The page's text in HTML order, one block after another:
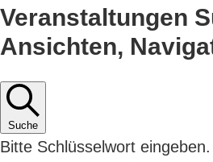
Veranstaltungen
Ansichten,
Suche
Bitte Schlüsselwort